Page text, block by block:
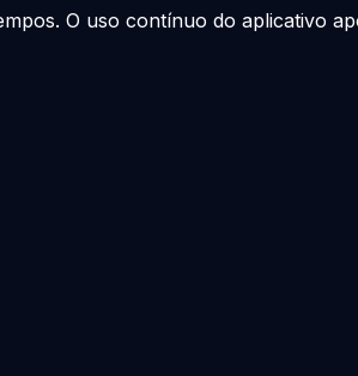
O uso contínuo do aplicativo